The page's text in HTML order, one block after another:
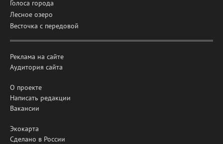
Голоса города
Лесное озеро
Весточка с передовой
Реклама на сайте
Аудитория сайта
О проекте
Написать редакции
Вакансии
Экокарта
Сделано в России